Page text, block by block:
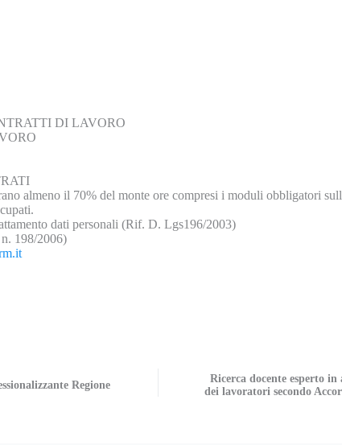
DI LAVORO
almeno il 70% del monte ore compresi i moduli obbligatori
dati personali (Rif. D. Lgs196/2003)
198/2006)
Regione
Ricerca docente esperto
dei lavoratori secondo